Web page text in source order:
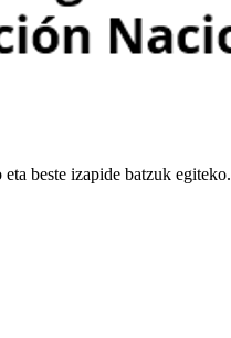
beste izapide batzuk egiteko.